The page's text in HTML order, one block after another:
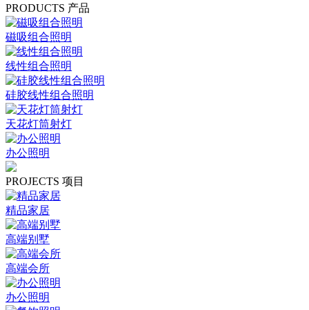
PRODUCTS 产品
磁吸组合照明
线性组合照明
硅胶线性组合照明
天花灯筒射灯
办公照明
PROJECTS 项目
精品家居
高端别墅
高端会所
办公照明